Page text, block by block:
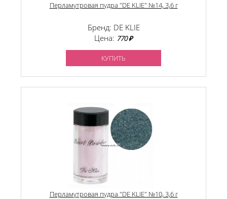
Перламутровая пудра "DE KLIE" №14, 3,6 г
Бренд: DE KLIE
Цена: 770 ₽
КУПИТЬ
Перламутровая пудра "DE KLIE" №10, 3,6 г